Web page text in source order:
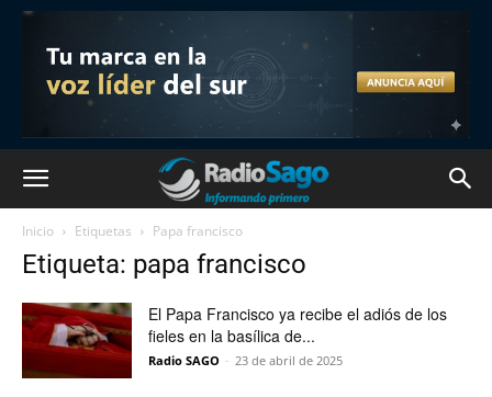
Inicio Etiquetas Papa francisco
Etiqueta: papa francisco
El Papa Francisco ya recibe el adiós de los
fieles en la basílica de...
Radio SAGO - 23 de abril de 2025